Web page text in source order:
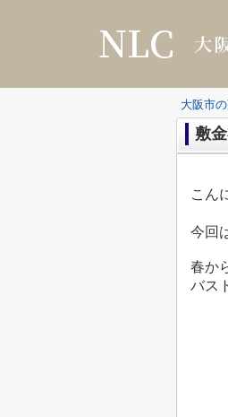
大阪市
敷
こん
今回
春か
バス